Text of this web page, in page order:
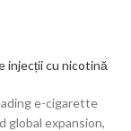
e-cigarette
global expansion,